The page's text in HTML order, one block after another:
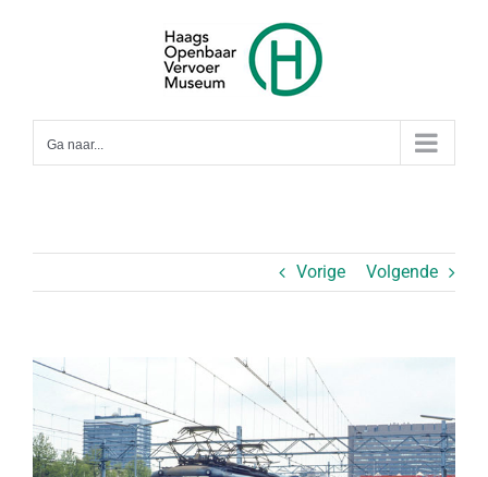
Ga naar...
Vorige Volgende
Bekijk
afbeelding